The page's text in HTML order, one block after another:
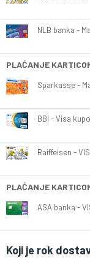
NLB banka -
PLAĆANJE
Sparkasse -
BBI - Visa
Raiffeisen -
PLAĆANJE
ASA banka -
Koji je rok